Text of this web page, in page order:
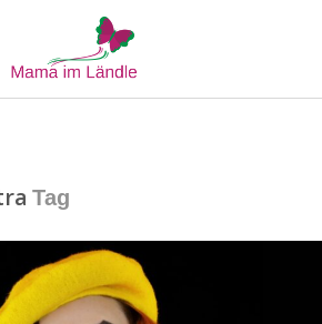
Tag